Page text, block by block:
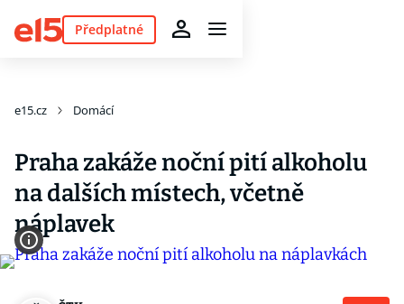
Předplatné
e15.cz Domácí
Praha zakáže noční pití alkoholu
na dalších místech, včetně
náplavek